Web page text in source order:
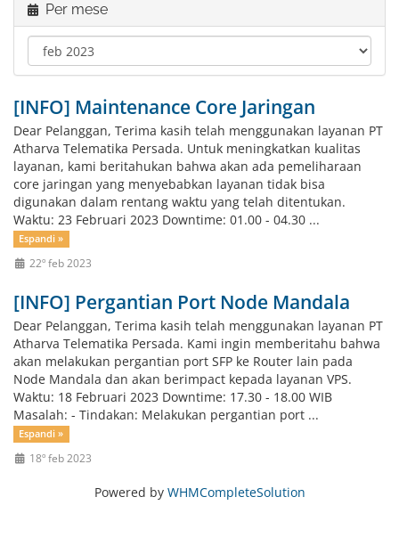
Per mese
[INFO] Maintenance Core Jaringan
Dear Pelanggan, Terima kasih telah menggunakan layanan PT
Atharva Telematika Persada. Untuk meningkatkan kualitas
layanan, kami beritahukan bahwa akan ada pemeliharaan
core jaringan yang menyebabkan layanan tidak bisa
digunakan dalam rentang waktu yang telah ditentukan.
Waktu: 23 Februari 2023 Downtime: 01.00 - 04.30 ...
Espandi »
22º feb 2023
[INFO] Pergantian Port Node Mandala
Dear Pelanggan, Terima kasih telah menggunakan layanan PT
Atharva Telematika Persada. Kami ingin memberitahu bahwa
akan melakukan pergantian port SFP ke Router lain pada
Node Mandala dan akan berimpact kepada layanan VPS.
Waktu: 18 Februari 2023 Downtime: 17.30 - 18.00 WIB
Masalah: - Tindakan: Melakukan pergantian port ...
Espandi »
18º feb 2023
Powered by WHMCompleteSolution